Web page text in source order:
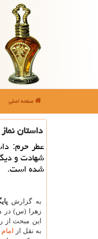
صفحه اصلی
داستان
عطر حرم:
شهادت و
شده است.
به گزارش
زهرا (س) در
این مبحث
به نقل از
امام